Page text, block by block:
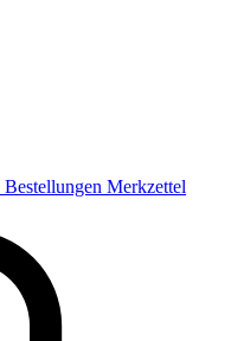
Bestellungen Merkzettel